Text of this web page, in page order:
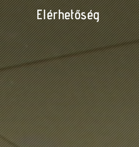
Elérhetőség